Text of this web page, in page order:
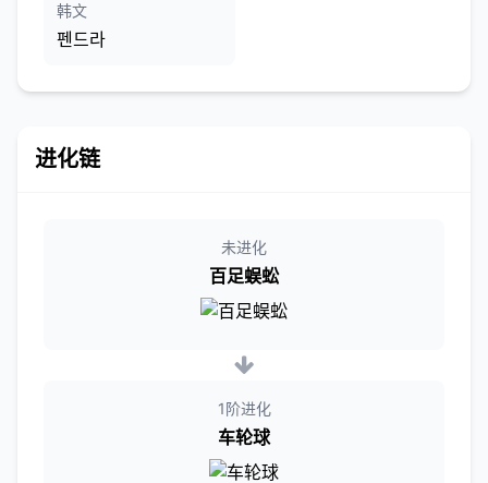
韩文
펜드라
进化链
未进化
百足蜈蚣
1阶进化
车轮球